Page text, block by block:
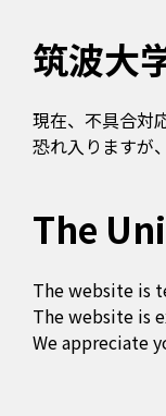
筑波大
現在、不具合対
恐れ入りますが
The
The website is
The website is
We appreciate